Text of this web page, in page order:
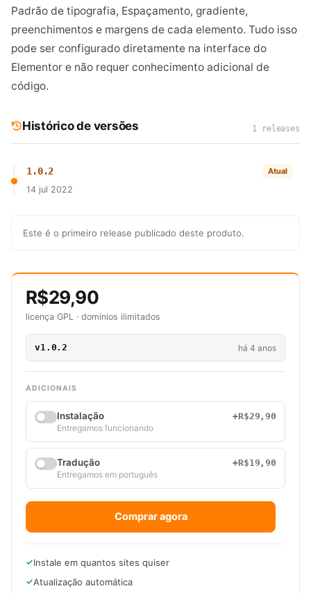
Padrão de tipografia, Espaçamento, gradiente,
preenchimentos e margens de cada elemento. Tudo isso
pode ser configurado diretamente na interface do
Elementor e não requer conhecimento adicional de
código.
Histórico de versões 1 releases
1.0.2 Atual
14 jul 2022
Este é o primeiro release publicado deste produto.
R$29,90
licença GPL · domínios ilimitados
v1.0.2 há 4 anos
ADICIONAIS
Instalação
+R$29,90
Entregamos funcionando
Tradução
+R$19,90
Entregamos em português
Comprar agora
Instale em quantos sites quiser
Atualização automática